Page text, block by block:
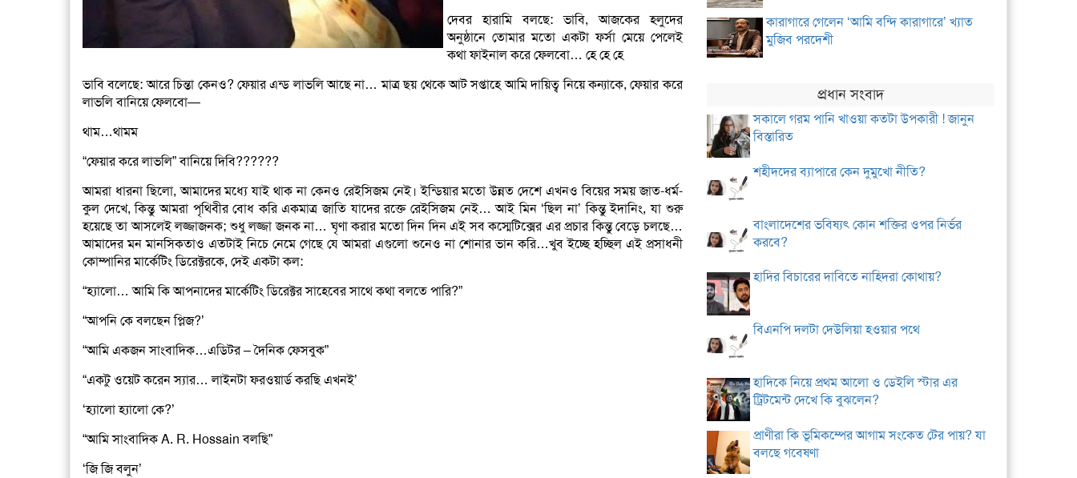
দেবর হারামি বলছে: ভাবি, আজকের হলুদের
অনুষ্ঠানে তোমার মতো একটা ফর্সা মেয়ে পেলেই
কথা ফাইনাল করে ফেলবো… হে হে হে
ভাবি বলেছে: আরে চিন্তা কেনও? ফেয়ার এন্ড লাভলি আছে না… মাত্র ছয় থেকে আট সপ্তাহে আমি দায়িত্ব নিয়ে কন্যাকে, ফেয়ার করে
লাভলি বানিয়ে ফেলবো—
থাম…থামম
“ফেয়ার করে লাভলি” বানিয়ে দিবি??????
আমরা ধারনা ছিলো, আমাদের মধ্যে যাই থাক না কেনও রেইসিজম নেই। ইন্ডিয়ার মতো উন্নত দেশে এখনও বিয়ের সময় জাত-ধর্ম-
কুল দেখে, কিন্তু আমরা পৃথিবীর বোধ করি একমাত্র জাতি যাদের রক্তে রেইসিজম নেই… আই মিন ‘ছিল না’ কিন্তু ইদানিং, যা শুরু
হয়েছে তা আসলেই লজ্জাজনক; শুধু লজ্জা জনক না… ঘৃণা করার মতো দিন দিন এই সব কস্মেটিক্সের এর প্রচার কিন্তু বেড়ে চলছে…
আমাদের মন মানসিকতাও এতটাই নিচে নেমে গেছে যে আমরা এগুলো শুনেও না শোনার ভান করি…খুব ইচ্ছে হচ্ছিল এই প্রসাধনী
কোম্পানির মার্কেটিং ডিরেক্টরকে, দেই একটা কল:
“হ্যালো… আমি কি আপনাদের মার্কেটিং ডিরেক্টর সাহেবের সাথে কথা বলতে পারি?”
“আপনি কে বলছেন প্লিজ?’
“আমি একজন সাংবাদিক…এডিটর – দৈনিক ফেসবুক”
“একটু ওয়েট করেন স্যার… লাইনটা ফরওয়ার্ড করছি এখনই’
‘হ্যালো হ্যালো কে?’
“আমি সাংবাদিক A. R. Hossain বলছি”
‘জি জি বলুন’
কারাগারে গেলেন ‘আমি বন্দি কারাগারে’ খ্যাত
মুজিব পরদেশী
প্রধান সংবাদ
সকালে গরম পানি খাওয়া কতটা উপকারী ! জানুন
বিস্তারিত
শহীদদের ব্যাপারে কেন দুমুখো নীতি?
বাংলাদেশের ভবিষ্যৎ কোন শক্তির ওপর নির্ভর
করবে?
হাদির বিচারের দাবিতে নাহিদরা কোথায়?
বিএনপি দলটা দেউলিয়া হওয়ার পথে
হাদিকে নিয়ে প্রথম আলো ও ডেইলি স্টার এর
ট্রিটমেন্ট দেখে কি বুঝলেন?
প্রাণীরা কি ভূমিকম্পের আগাম সংকেত টের পায়? যা
বলছে গবেষণা